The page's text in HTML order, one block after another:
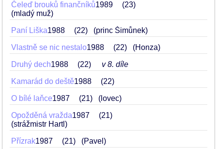
Čeleď brouků finančníků1989
23
(mladý muž)
Paní Liška1988 22 (princ Šimůnek)
Vlastně se nic nestalo1988 22 (Honza)
Druhý dech1988 22 v 8. díle
Kamarád do deště1988 22
O bílé laňce1987 21 (lovec)
Opožděná vražda1987
21
(strážmistr Hartl)
Přízrak1987 21 (Pavel)